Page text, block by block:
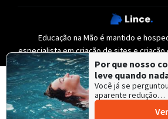
Por que nosso
leve quando
Você já se
aparente redução…
Educação na Mão é mantido e
especialista emcriação de sitesecriação